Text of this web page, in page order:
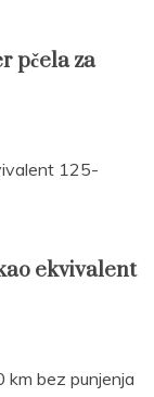
pčela za
ekvivalent